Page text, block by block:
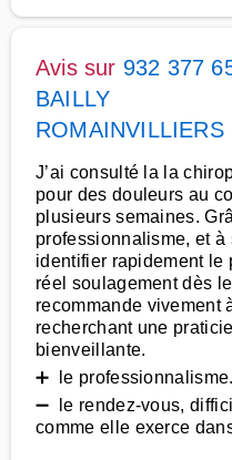
Avis sur 932 377
BAILLY
ROMAINVILLIERS
J’ai consulté la la
pour des douleurs au
plusieurs semaines.
professionnalisme, et
identifier rapidement le
réel soulagement dès
recommande vivement
recherchant une
bienveillante.
➕ le professionnalisme.
➖ le rendez-vous,
comme elle exerce